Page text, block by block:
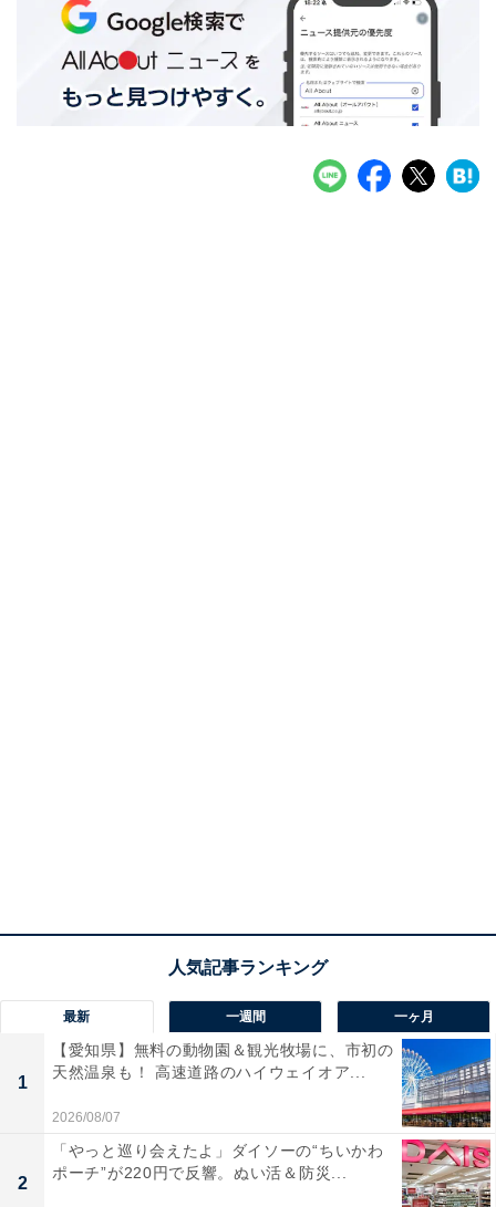
最新 一週間 一ヶ月
1
【愛知県】無料の動物園＆観光牧場に、市初の
天然温泉も！ 高速道路のハイウェイオア...
2026/08/07
2
「やっと巡り会えたよ」ダイソーの“ちいかわ
ポーチ”が220円で反響。ぬい活＆防災...